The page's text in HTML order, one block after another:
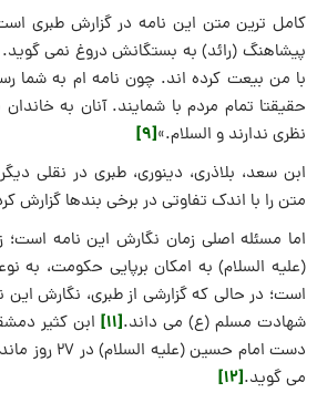
کامل ترین متن این نامه در گزارش طبری
پیشاهنگ (رائد) به بستگانش دروغ نمی گوید.
با من بیعت کرده اند. چون نامه ام به شما
حقیقتا تمام مردم با شمایند. آنان به
نظری ندارند و السلام.»[9]
ابن سعد، بلاذری، دینوری، طبری در نقلی
متن را با اندک تفاوتی در برخی بندها گزارش
اما مسئله اصلی زمان نگارش این نامه است؛
(علیه السلام) به امکان برپایی حکومت، به
شهادت مسلم (ع) می داند.[11]
ابن کثیر
دست امام
می گوید.[12]